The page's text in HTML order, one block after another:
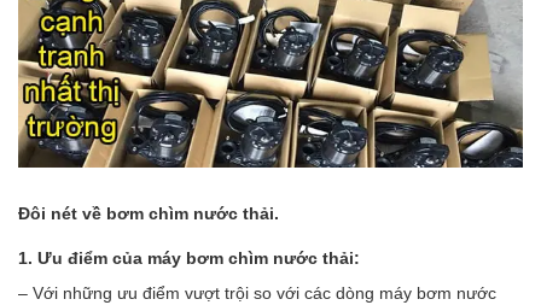
Đôi nét về bơm chìm nước thải.
1. Ưu điểm của máy bơm chìm nước thải:
– Với những ưu điểm vượt trội so với các dòng máy bơm nước